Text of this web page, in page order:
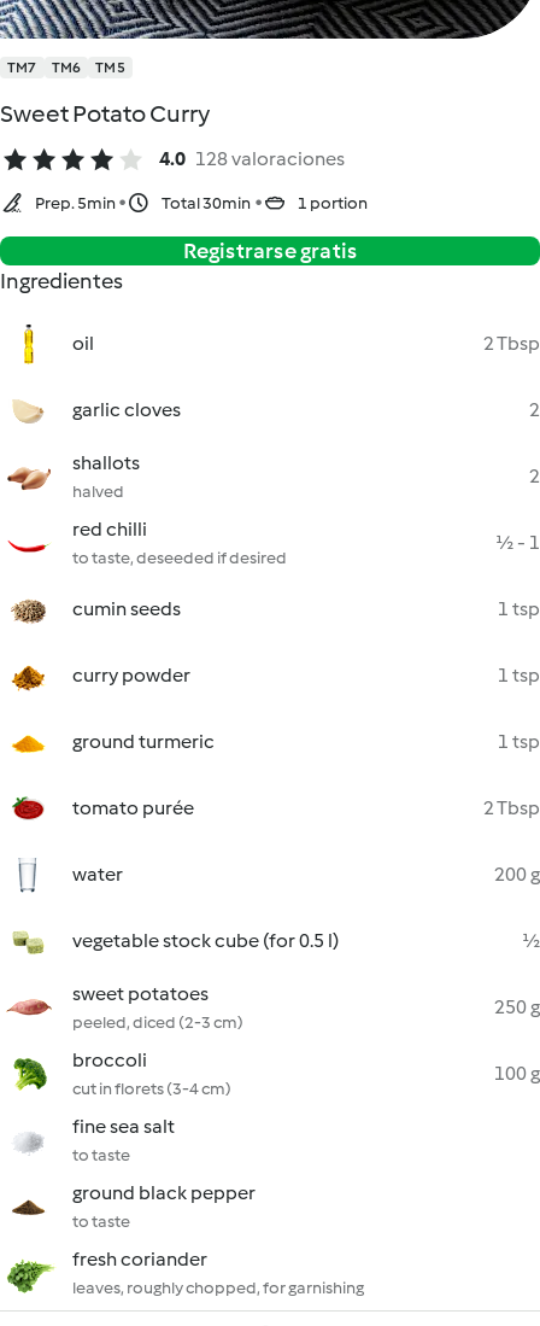
TM7 TM6 TM5
Sweet Potato Curry
4.0 128 valoraciones
Prep. 5min Total 30min 1 portion
Registrarse gratis
Ingredientes
oil 2 Tbsp
garlic cloves 2
shallots
halved
2
red chilli
to taste, deseeded if desired
½ - 1
cumin seeds 1 tsp
curry powder 1 tsp
ground turmeric 1 tsp
tomato purée 2 Tbsp
water 200 g
vegetable stock cube (for 0.5 l) ½
sweet potatoes
peeled, diced (2-3 cm)
250 g
broccoli
cut in florets (3-4 cm)
100 g
fine sea salt
to taste
ground black pepper
to taste
fresh coriander
leaves, roughly chopped, for garnishing